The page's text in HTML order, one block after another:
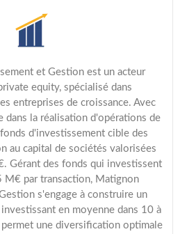
et Gestion est un acteur
equity, spécialisé dans
entreprises de croissance. Avec
dans la réalisation d'opérations de
d'investissement cible des
au capital de sociétés valorisées
Gérant des fonds qui investissent
par transaction, Matignon
s'engage à construire un
en moyenne dans 10 à
une diversification optimale